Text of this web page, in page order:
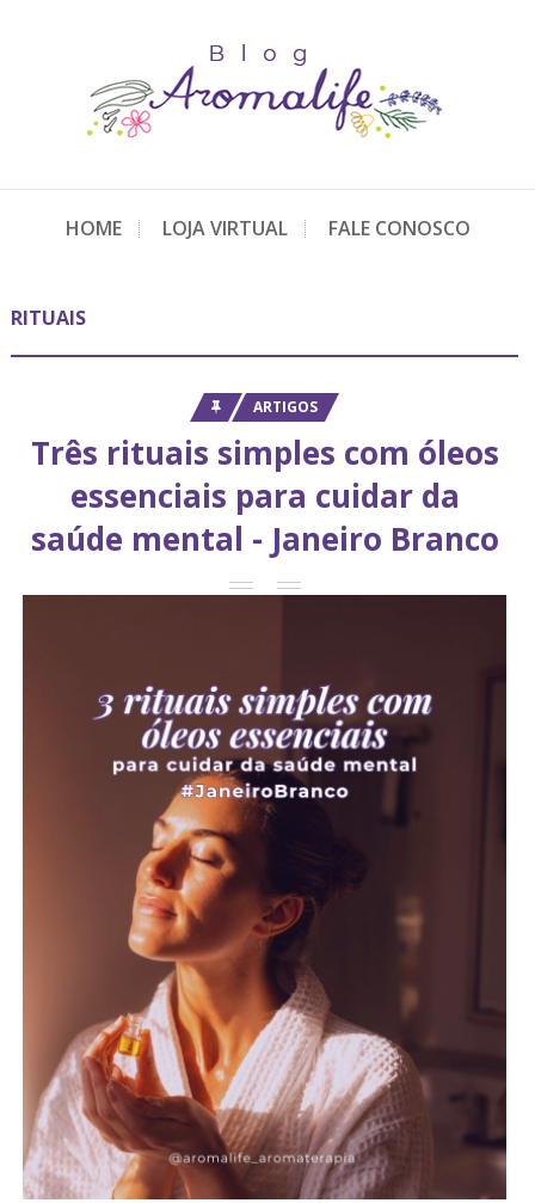
HOME LOJA VIRTUAL FALE CONOSCO
RITUAIS
ARTIGOS
Três rituais simples com óleos
essenciais para cuidar da
saúde mental - Janeiro Branco